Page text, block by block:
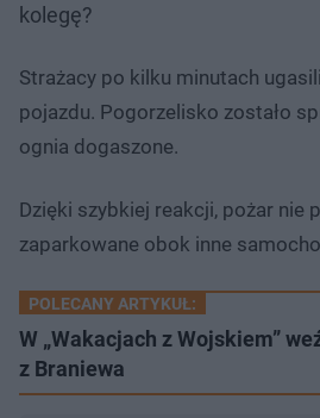
kolegę?
Strażacy po kilku minutach
pojazdu. Pogorzelisko zostało
ognia dogaszone.
Dzięki szybkiej reakcji, pożar nie
zaparkowane obok inne
POLECANY ARTYKUŁ:
W „Wakacjach z Wojskiem”
z Braniewa